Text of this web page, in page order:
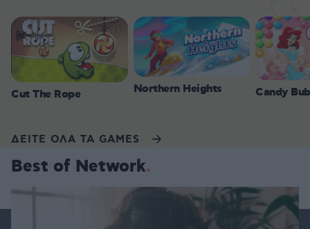
Cut The Rope Northern Heights Candy
ΔΕΙΤΕ ΟΛΑ ΤΑ GAMES
Best of Network